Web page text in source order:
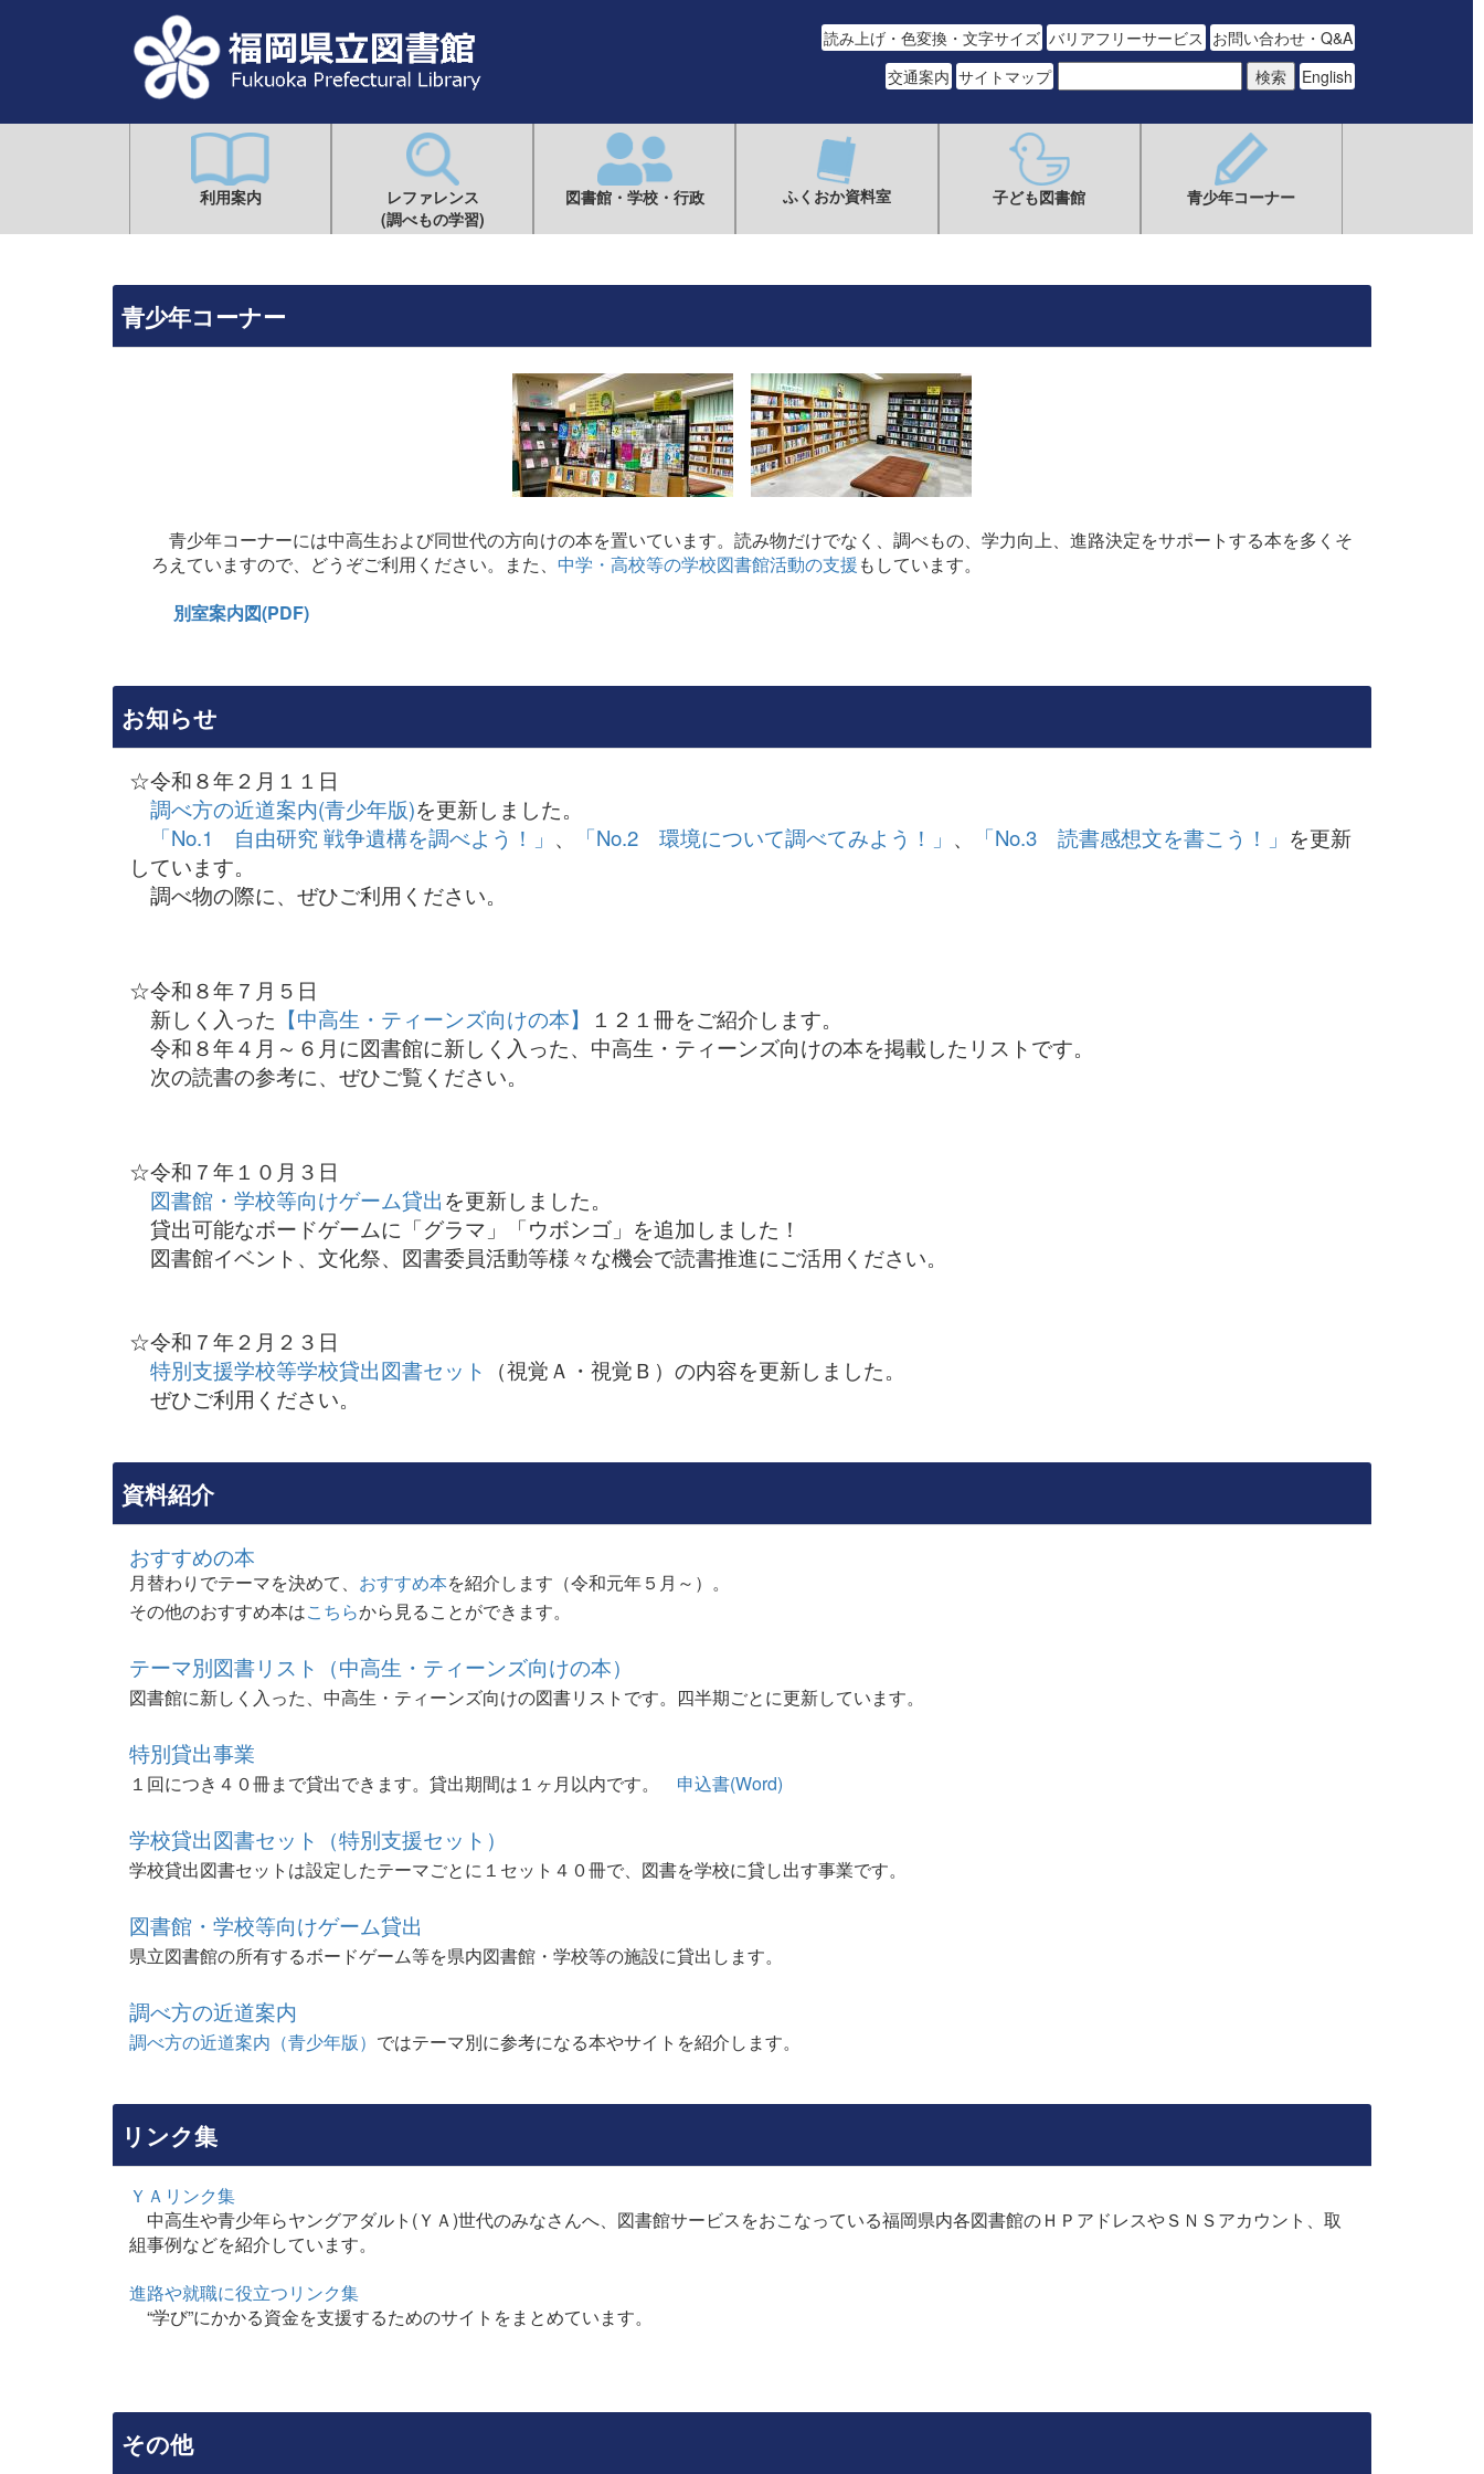
読み上げ・色変換・文字サイズ バリアフリーサービス お問い合わせ・Q&A
交通案内 サイトマップ English
利用案内
レファレンス
(調べもの学習)
図書館・学校・行政 ふくおか資料室 子ども図書館 青少年コーナー
青少年コーナー
青少年コーナーには中高生および同世代の方向けの本を置いています。読み物だけでなく、調べもの、学力向上、進路決定をサポートする本を多くそ
ろえていますので、どうぞご利用ください。また、 中学・高校等の学校図書館活動の支援もしています。
別室案内図(PDF)
お知らせ
☆令和８年２月１１日
調べ方の近道案内(青少年版)を更新しました。
「No.1 自由研究 戦争遺構を調べよう！」 、 「No.2 環境について調べてみよう！」 、 「No.3 読書感想文を書こう！」 を更新
しています。
調べ物の際に、ぜひご利用ください。
☆令和８年７月５日
新しく入った 【中高生・ティーンズ向けの本】
１２１冊をご紹介します。
令和８年４月～６月に図書館に新しく入った、中高生・ティーンズ向けの本を掲載したリストです。
次の読書の参考に、ぜひご覧ください。
☆令和７年１０月３日
図書館・学校等向けゲーム貸出を更新しました。
貸出可能なボードゲームに「グラマ」「ウボンゴ」を追加しました！
図書館イベント、文化祭、図書委員活動等様々な機会で読書推進にご活用ください。
☆令和７年２月２３日
特別支援学校等学校貸出図書セット
（視覚Ａ・視覚Ｂ）の内容を更新しました。
ぜひご利用ください。
資料紹介
おすすめの本
月替わりでテーマを決めて、 おすすめ本を紹介します（令和元年５月～）。
その他のおすすめ本はこちらから見ることができます。
テーマ別図書リスト（中高生・ティーンズ向けの本）
図書館に新しく入った、中高生・ティーンズ向けの図書リストです。四半期ごとに更新しています。
特別貸出事業
１回につき４０冊まで貸出できます。貸出期間は１ヶ月以内です。 申込書(Word)
学校貸出図書セット（特別支援セット）
学校貸出図書セットは設定したテーマごとに１セット４０冊で、図書を学校に貸し出す事業です。
図書館・学校等向けゲーム貸出
県立図書館の所有するボードゲーム等を県内図書館・学校等の施設に貸出します。
調べ方の近道案内
調べ方の近道案内（青少年版） ではテーマ別に参考になる本やサイトを紹介します。
リンク集
ＹＡリンク集
中高生や青少年らヤングアダルト(ＹＡ)世代のみなさんへ、図書館サービスをおこなっている福岡県内各図書館のＨＰアドレスやＳＮＳアカウント、取
組事例などを紹介しています。
進路や就職に役立つリンク集
“学び”にかかる資金を支援するためのサイトをまとめています。
その他